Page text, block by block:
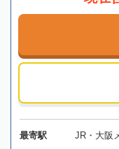
最寄駅 JR・大阪